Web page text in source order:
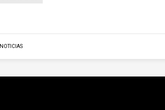
NOTICIAS